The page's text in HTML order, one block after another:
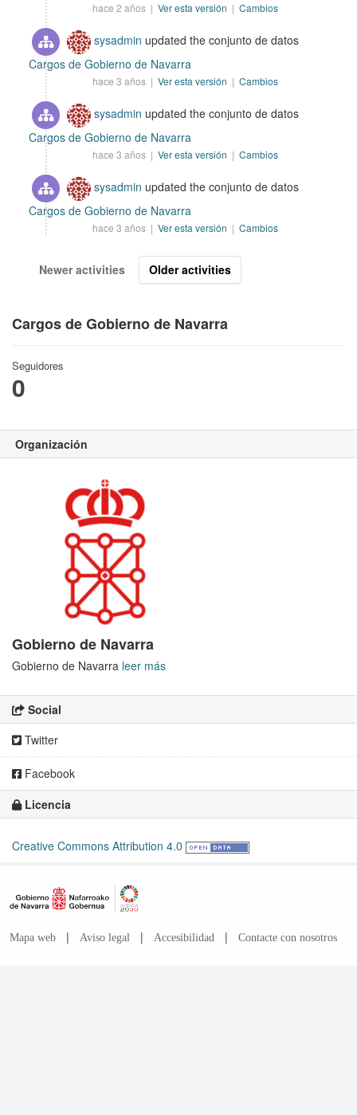
Cargos de Gobierno de Navarra
Seguidores
0
Organización
Gobierno de Navarra
Gobierno de Navarra leer más
Social
Twitter
Facebook
Licencia
Creative Commons Attribution 4.0
hace 2 años | Ver esta versión | Cambios
sysadmin updated the conjunto de datos
Cargos de Gobierno de Navarra
hace 3 años | Ver esta versión | Cambios
sysadmin updated the conjunto de datos
Cargos de Gobierno de Navarra
hace 3 años | Ver esta versión | Cambios
sysadmin updated the conjunto de datos
Cargos de Gobierno de Navarra
hace 3 años | Ver esta versión | Cambios
Newer activities Older activities
Mapa web | Aviso legal | Accesibilidad | Contacte con nosotros